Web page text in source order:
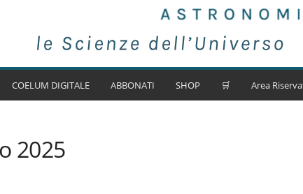
COELUM DIGITALE ABBONATI SHOP 🛒 Area
2025